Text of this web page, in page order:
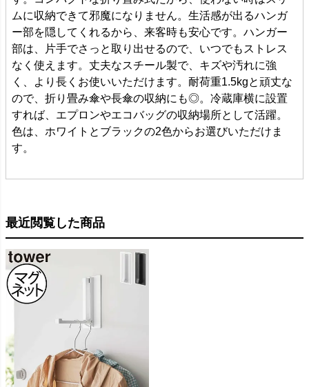
ムに収納できて邪魔になりません。生活感が出るハンガ
ー部を隠してくれるから、来客時も安心です。ハンガー
部は、片手でさっと取り出せるので、いつでもストレス
なく使えます。丈夫なスチール製で、キズや汚れに強
く、より長くお使いいただけます。耐荷重1.5kgと頑丈な
ので、折り畳み傘や長傘の収納にも◎。冷蔵庫横に設置
すれば、エプロンやエコバッグの収納場所として活躍。
色は、ホワイトとブラックの2色からお選びいただけま
す。
最近閲覧した商品